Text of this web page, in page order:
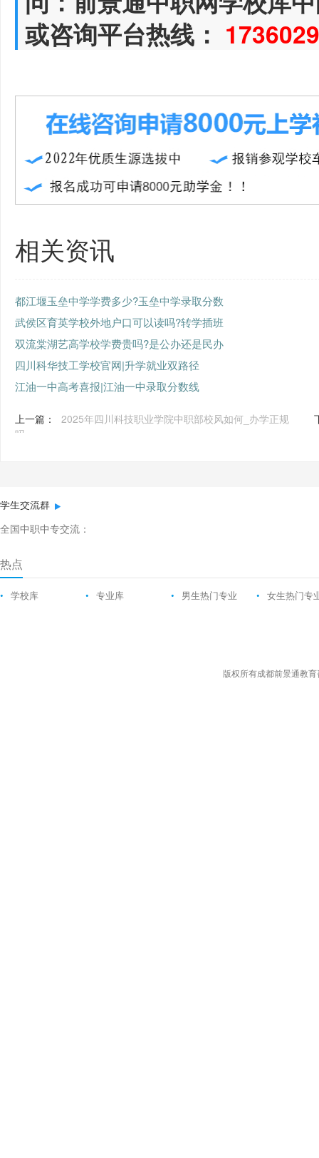
或咨询平台热线：
相关资讯
都江堰玉垒中学学费多少?玉垒中学录取分数
武侯区育英学校外地户口可以读吗?转学插班
双流棠湖艺高学校学费贵吗?是公办还是民办
四川科华技工学校官网|升学就业双路径
江油一中高考喜报|江油一中录取分数线
上一篇：
2025年四川科技职业学院中职部校风如何_办学正规
吗
学生交流群
全国中职中专交流：
热点
• 学校库 • 专业库 • 男生热门专业 • 女生热门专
版权所有成都前景通教